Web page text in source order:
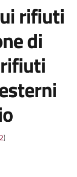
rifiuti
di
)